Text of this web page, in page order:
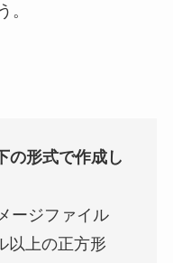
。
の形式で作成し
ージファイル
以上の正方形